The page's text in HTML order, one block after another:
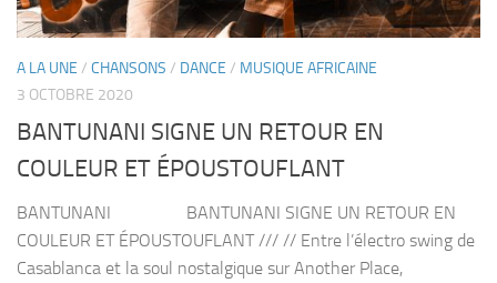
A LA UNE / CHANSONS / DANCE / MUSIQUE AFRICAINE
3 OCTOBRE 2020
BANTUNANI SIGNE UN RETOUR EN
COULEUR ET ÉPOUSTOUFLANT
BANTUNANI BANTUNANI SIGNE UN RETOUR EN
COULEUR ET ÉPOUSTOUFLANT /// // Entre l’électro swing de
Casablanca et la soul nostalgique sur Another Place,